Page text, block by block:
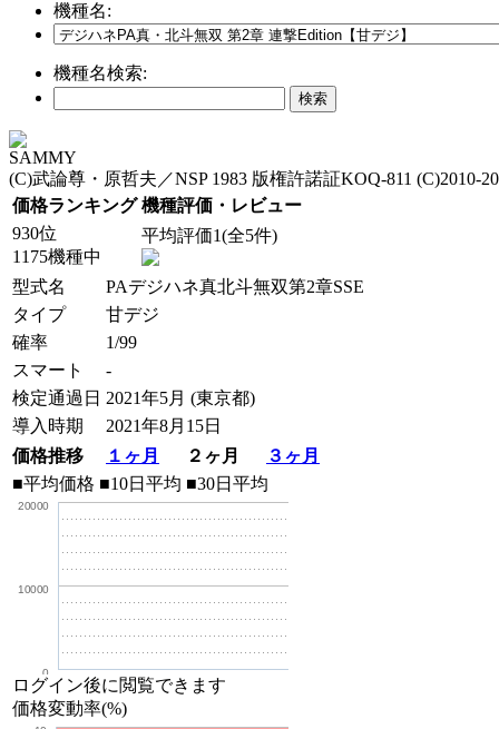
機種名:
機種名検索:
SAMMY
(C)武論尊・原哲夫／NSP 1983 版権許諾証KOQ-811 (C)2010-
価格ランキング 機種評価・レビュー
930位
1175機種中
平均評価1(全5件)
型式名
PAデジハネ真北斗無双第2章SSE
タイプ
甘デジ
確率
1/99
スマート
-
検定通過日 2021年5月 (東京都)
導入時期
2021年8月15日
価格推移
１ヶ月 ２ヶ月
３ヶ月
■平均価格 ■10日平均 ■30日平均
0
10000
20000
ログイン後に閲覧できます
価格変動率(%)